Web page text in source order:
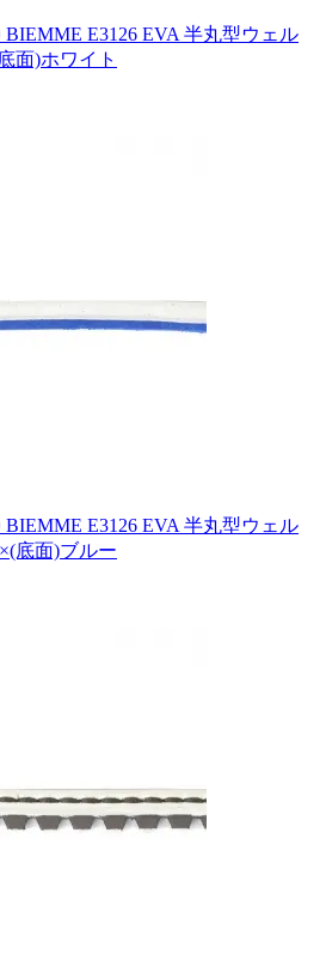
E3126 EVA 半丸型ウェル
面)ホワイト
E3126 EVA 半丸型ウェル
底面)ブルー